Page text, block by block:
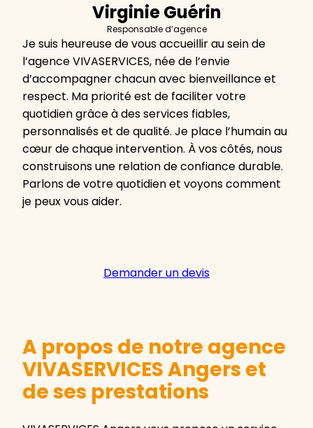
Virginie Guérin
Responsable d’agence
Je suis heureuse de vous accueillir au sein de
l’agence VIVASERVICES, née de l’envie
d’accompagner chacun avec bienveillance et
respect. Ma priorité est de faciliter votre
quotidien grâce à des services fiables,
personnalisés et de qualité. Je place l’humain au
cœur de chaque intervention. À vos côtés, nous
construisons une relation de confiance durable.
Parlons de votre quotidien et voyons comment
je peux vous aider.
Demander un devis
A propos de notre agence
VIVASERVICES Angers et
de ses prestations